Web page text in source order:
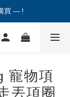
買 — !
買 — !
🎫
寵物項
丟項圈